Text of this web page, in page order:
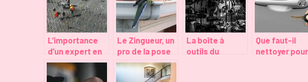
de gros
travaux?
L’importance
d’un expert en
construction
dans vos
Le Zingueur, un
pro de la pose
des toitures et
gouttières
La boîte à
outils du
Que faut-il
nettoyer pour